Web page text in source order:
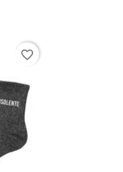
favorite_border